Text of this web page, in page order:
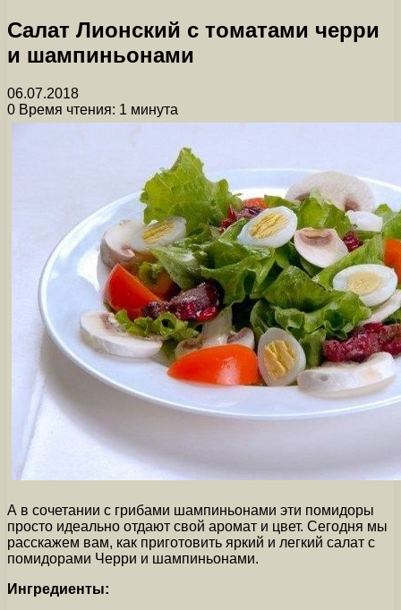
Салат Лионский с томатами черри
и шампиньонами
06.07.2018
0 Время чтения: 1 минута
А в сочетании с грибами шампиньонами эти помидоры
просто идеально отдают свой аромат и цвет. Сегодня мы
расскажем вам, как приготовить яркий и легкий салат с
помидорами Черри и шампиньонами.
Ингредиенты: